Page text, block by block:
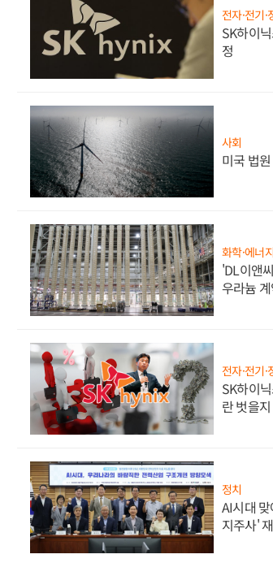
전자·전기·
SK하이
정
사회
미국 법
화학·에너지
'DL이앤
우라늄
전자·전기·
SK하이
란 벗을
정치
AI시대
지주사'